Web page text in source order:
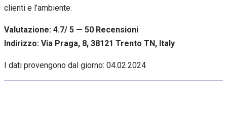
clienti e l’ambiente.
Valutazione: 4.7/ 5 — 50 Recensioni
Indirizzo: Via Praga, 8, 38121 Trento TN, Italy
I dati provengono dal giorno: 04.02.2024